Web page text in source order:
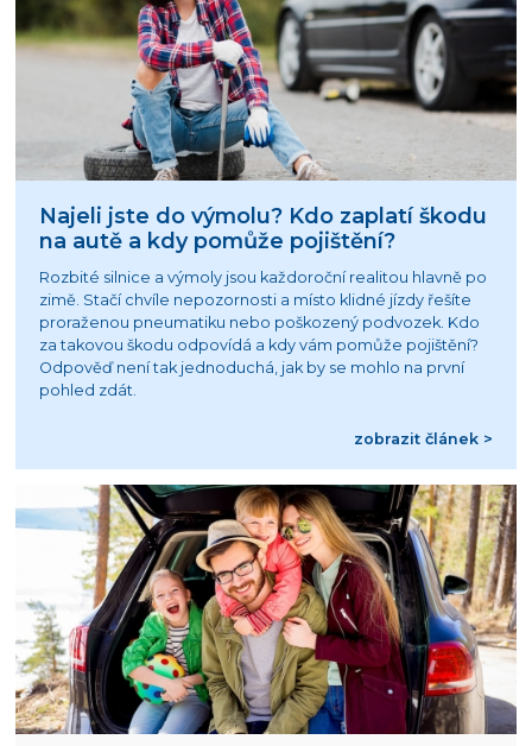
Najeli jste do výmolu? Kdo zaplatí škodu
na autě a kdy pomůže pojištění?
Rozbité silnice a výmoly jsou každoroční realitou hlavně po
zimě. Stačí chvíle nepozornosti a místo klidné jízdy řešíte
proraženou pneumatiku nebo poškozený podvozek. Kdo
za takovou škodu odpovídá a kdy vám pomůže pojištění?
Odpověď není tak jednoduchá, jak by se mohlo na první
pohled zdát.
zobrazit článek >